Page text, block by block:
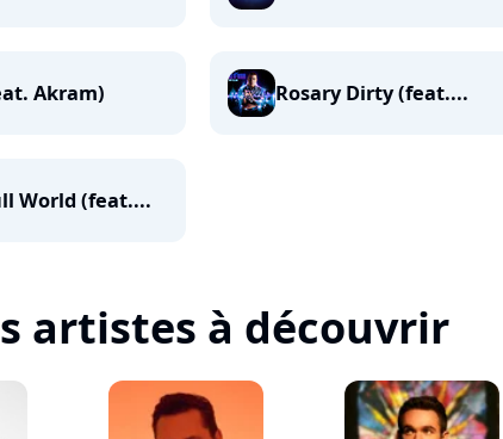
Akram) Rosary Dirty (feat....
World (feat....
artistes à découvrir